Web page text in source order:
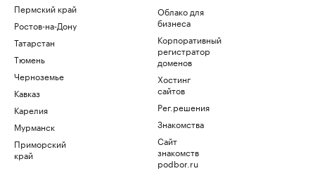
Пермский край
Ростов-на-Дону
Татарстан
Тюмень
Черноземье
Кавказ
Карелия
Мурманск
Приморский
край
Облако для
бизнеса
Корпоративный
регистратор
доменов
Хостинг
сайтов
Рег.решения
Знакомства
Сайт
знакомств
podbor.ru